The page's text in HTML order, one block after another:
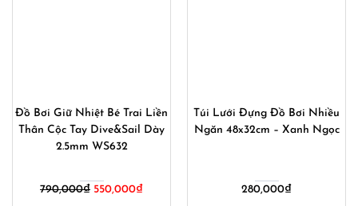
Đồ Bơi Giữ Nhiệt Bé Trai Liền
Thân Cộc Tay Dive&Sail Dày
2.5mm WS632
790,000₫ Giá
550,000₫Giá
Túi Lưới Đựng Đồ Bơi Nhiều
Ngăn 48x32cm – Xanh Ngọc
280,000₫